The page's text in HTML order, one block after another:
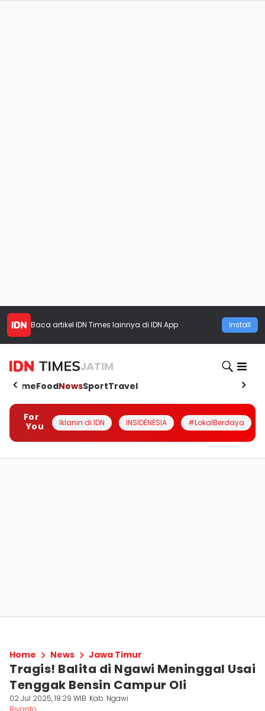
Baca artikel IDN Times lainnya di IDN App Install
JATIM
HomeFoodNewsSportTravel
For
You
Iklanin di IDN INSIDENESIA #LokalBerdaya
Home News Jawa Timur
Tragis! Balita di Ngawi Meninggal Usai
Tenggak Bensin Campur Oli
02 Jul 2025, 18:29 WIB Kab. Ngawi
Riyanto